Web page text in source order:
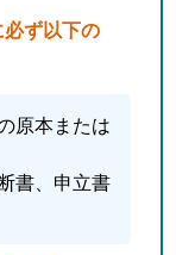
ず以下の
原本または
書、申立書